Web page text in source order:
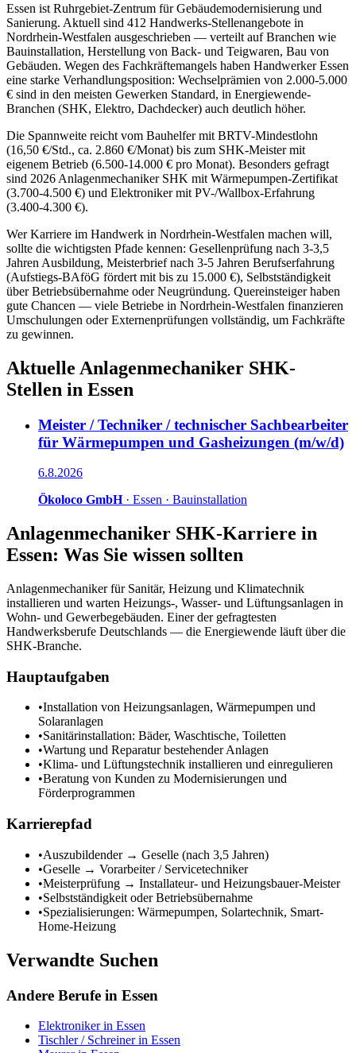
Essen ist Ruhrgebiet-Zentrum für Gebäudemodernisierung und
Sanierung. Aktuell sind 412 Handwerks-Stellenangebote in
Nordrhein-Westfalen ausgeschrieben — verteilt auf Branchen wie
Bauinstallation, Herstellung von Back- und Teigwaren, Bau von
Gebäuden. Wegen des Fachkräftemangels haben Handwerker Essen
eine starke Verhandlungsposition: Wechselprämien von 2.000-5.000
€ sind in den meisten Gewerken Standard, in Energiewende-
Branchen (SHK, Elektro, Dachdecker) auch deutlich höher.
Die Spannweite reicht vom Bauhelfer mit BRTV-Mindestlohn
(16,50 €/Std., ca. 2.860 €/Monat) bis zum SHK-Meister mit
eigenem Betrieb (6.500-14.000 € pro Monat). Besonders gefragt
sind 2026 Anlagenmechaniker SHK mit Wärmepumpen-Zertifikat
(3.700-4.500 €) und Elektroniker mit PV-/Wallbox-Erfahrung
(3.400-4.300 €).
Wer Karriere im Handwerk in Nordrhein-Westfalen machen will,
sollte die wichtigsten Pfade kennen: Gesellenprüfung nach 3-3,5
Jahren Ausbildung, Meisterbrief nach 3-5 Jahren Berufserfahrung
(Aufstiegs-BAföG fördert mit bis zu 15.000 €), Selbstständigkeit
über Betriebsübernahme oder Neugründung. Quereinsteiger haben
gute Chancen — viele Betriebe in Nordrhein-Westfalen finanzieren
Umschulungen oder Externenprüfungen vollständig, um Fachkräfte
zu gewinnen.
Aktuelle Anlagenmechaniker SHK-
Stellen in Essen
Meister / Techniker / technischer Sachbearbeiter
für Wärmepumpen und Gasheizungen (m/w/d)
6.8.2026
Ökoloco GmbH· Essen · Bauinstallation
Anlagenmechaniker SHK-Karriere in
Essen: Was Sie wissen sollten
Anlagenmechaniker für Sanitär, Heizung und Klimatechnik
installieren und warten Heizungs-, Wasser- und Lüftungsanlagen in
Wohn- und Gewerbegebäuden. Einer der gefragtesten
Handwerksberufe Deutschlands — die Energiewende läuft über die
SHK-Branche.
Hauptaufgaben
•Installation von Heizungsanlagen, Wärmepumpen und
Solaranlagen
•Sanitärinstallation: Bäder, Waschtische, Toiletten
•Wartung und Reparatur bestehender Anlagen
•Klima- und Lüftungstechnik installieren und einregulieren
•Beratung von Kunden zu Modernisierungen und
Förderprogrammen
Karrierepfad
•Auszubildender → Geselle (nach 3,5 Jahren)
•Geselle → Vorarbeiter / Servicetechniker
•Meisterprüfung → Installateur- und Heizungsbauer-Meister
•Selbstständigkeit oder Betriebsübernahme
•Spezialisierungen: Wärmepumpen, Solartechnik, Smart-
Home-Heizung
Verwandte Suchen
Andere Berufe in Essen
Elektronikerin Essen
Tischler / Schreinerin Essen